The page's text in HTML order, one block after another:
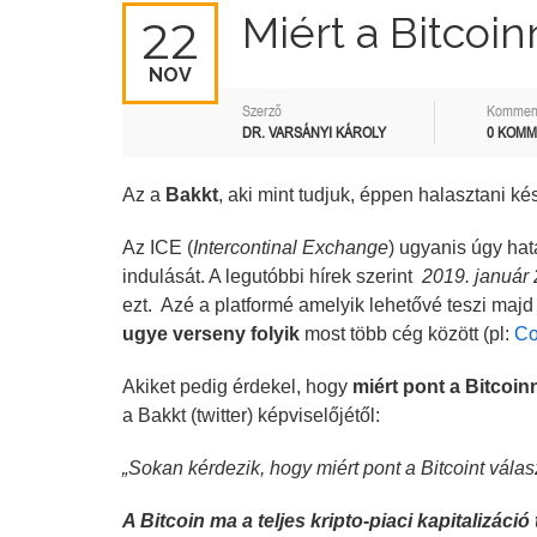
22
NOV
Miért a
Szerző
DR. VARSÁNYI KÁROLY
0
Az a Bakkt, aki mint tudjuk, éppen halasztani
Az ICE (Intercontinal Exchange) ugyanis úgy
indulását. A legutóbbi hírek szerint 2019. január
ezt. Azé a platformé amelyik lehetővé teszi
ugye verseny folyik most több cég között (pl:
Akiket pedig érdekel, hogy miért pont a
a Bakkt (twitter) képviselőjétől:
„Sokan kérdezik, hogy miért pont a Bitcoint
A Bitcoin ma a teljes kripto-piaci